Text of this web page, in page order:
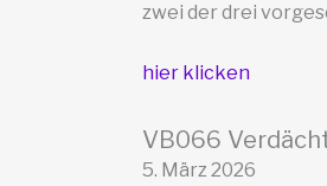
zwei der drei
hier klicken
VB066
5. März 2026